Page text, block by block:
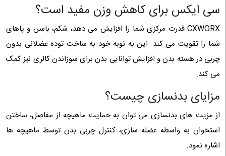
سی ایکس برای کاهش وزن مفید است؟
CXWORX قدرت مرکزی شما را افزایش می دهد، شکم، باسن و پاهای
شما را تقویت می کند. این به نوبه خود به ساخت توده عضلانی بدون
چربی در هسته بدن و افزایش توانایی بدن برای سوزاندن کالری نیز کمک
می کند.
مزایای بدنسازی چیست؟
از مزیت های بدنسازی می توان به حمایت ماهیچه از مفاصل، ساختن
استخوان به واسطه عضله سازی، کنترل چربی بدن توسط ماهیچه ها
اشاره نمود.